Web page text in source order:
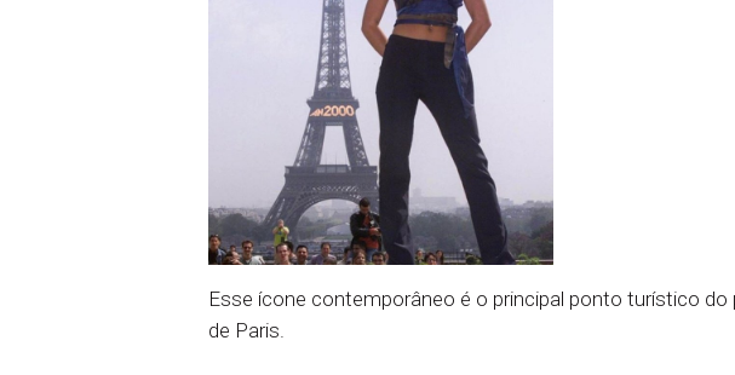
Esse ícone contemporâneo é o principal ponto turístico
de Paris.